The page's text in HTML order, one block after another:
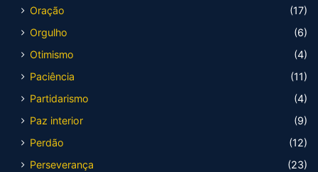
Oração
(17)
Orgulho
(6)
Otimismo
(4)
Paciência
(11)
Partidarismo
(4)
Paz interior
(9)
Perdão
(12)
Perseverança
(23)